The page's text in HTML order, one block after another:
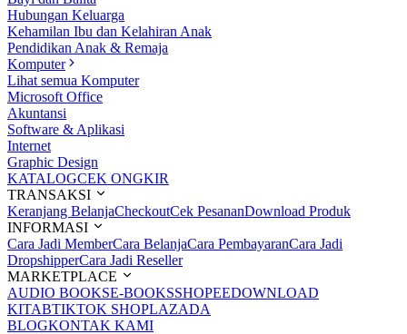
Hubungan Keluarga
Kehamilan Ibu dan Kelahiran Anak
Pendidikan Anak & Remaja
Komputer
Lihat semua Komputer
Microsoft Office
Akuntansi
Software & Aplikasi
Internet
Graphic Design
KATALOGCEK ONGKIR
TRANSAKSI
Keranjang BelanjaCheckoutCek PesananDownload Produk
INFORMASI
Cara Jadi MemberCara BelanjaCara PembayaranCara Jadi
DropshipperCara Jadi Reseller
MARKETPLACE
AUDIO BOOKSE-BOOKSSHOPEEDOWNLOAD
KITABTIKTOK SHOPLAZADA
BLOGKONTAK KAMI